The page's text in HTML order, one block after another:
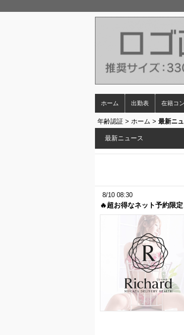
ホーム 出勤表 在籍コ
年齢認証 > ホーム > 最新ニ
最新ニュース
8/10 08:30
🔥超お得なネット予約限